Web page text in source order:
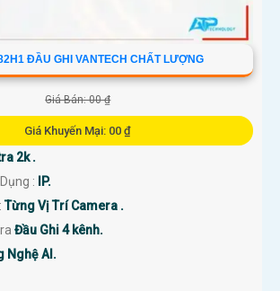
ĐẦU GHI VANTECH CHẤT LƯỢNG
Giá Bán: 00 ₫
Giá Khuyến Mại: 00 ₫
2k .
:
IP.
Từng Vị Trí Camera .
Đầu Ghi 4 kênh.
Nghệ AI.